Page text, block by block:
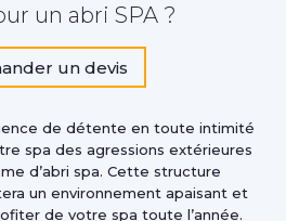
un abri SPA ?
un devis
de détente en toute intimité
spa des agressions extérieures
d’abri spa. Cette structure
un environnement apaisant et
de votre spa toute l’année.